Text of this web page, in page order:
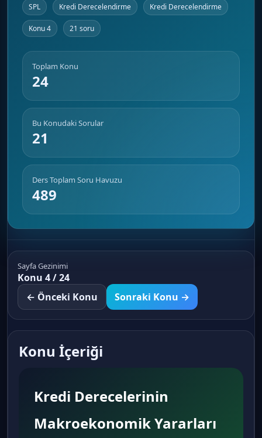
SPL Kredi Derecelendirme Kredi Derecelendirme
Konu 4 21 soru
Toplam Konu
24
Bu Konudaki Sorular
21
Ders Toplam Soru Havuzu
489
Sayfa Gezinimi
Konu 4 / 24
← Önceki Konu
Sonraki Konu →
Konu İçeriği
Kredi Derecelerinin
Makroekonomik Yararları